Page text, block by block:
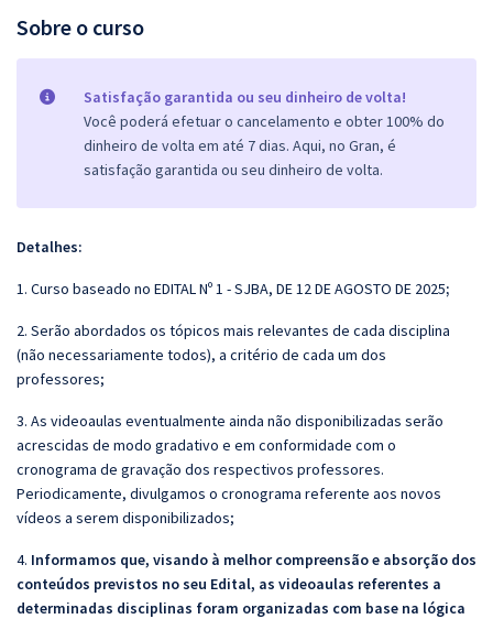
Sobre o curso
Satisfação garantida ou seu dinheiro de volta!
Você poderá efetuar o cancelamento e obter 100% do
dinheiro de volta em até 7 dias. Aqui, no Gran, é
satisfação garantida ou seu dinheiro de volta.
Detalhes:
1. Curso baseado no EDITAL Nº 1 - SJBA, DE 12 DE AGOSTO DE 2025;
2. Serão abordados os tópicos mais relevantes de cada disciplina
(não necessariamente todos), a critério de cada um dos
professores;
3. As videoaulas eventualmente ainda não disponibilizadas serão
acrescidas de modo gradativo e em conformidade com o
cronograma de gravação dos respectivos professores.
Periodicamente, divulgamos o cronograma referente aos novos
vídeos a serem disponibilizados;
4. Informamos que, visando à melhor compreensão e absorção dos
conteúdos previstos no seu Edital, as videoaulas referentes a
determinadas disciplinas foram organizadas com base na lógica